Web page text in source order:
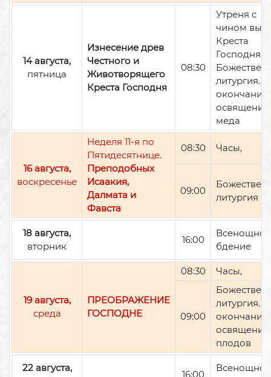
14 августа,
пятница
Изнесение древ
Честного и
Животворящего
Креста Господня
08:30
Утреня с
чином
Креста
Господня,
литургия.
окончании
освящение
меда
16 августа,
воскресенье
Неделя 11-я по
Пятидесятнице.
Преподобных
Исаакия,
Далмата и
Фавста
08:30 Часы,
09:00
литургия
18 августа,
вторник
16:00
Всенощное
бдение
19 августа,
среда
ПРЕОБРАЖЕНИЕ
ГОСПОДНЕ
08:30 Часы,
09:00
литургия.
окончании
освящение
плодов
22 августа,
16:00
Всенощное